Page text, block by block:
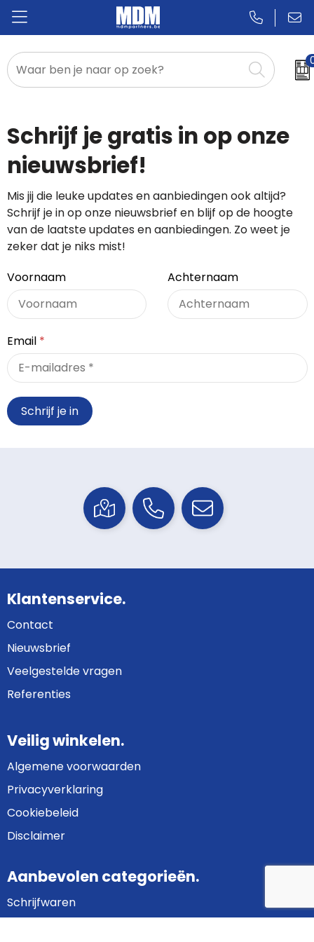
Relatiegeschenken
Promotietextiel
Sportkleding
Schrijf je gratis in op onze
nieuwsbrief!
Mis jij die leuke updates en aanbiedingen ook altijd?
Schrijf je in op onze nieuwsbrief en blijf op de hoogte
van de laatste updates en aanbiedingen. Zo weet je
zeker dat je niks mist!
Voornaam
Achternaam
Email *
Klantenservice.
Contact
Nieuwsbrief
Veelgestelde vragen
Referenties
Veilig winkelen.
Algemene voorwaarden
Privacyverklaring
Cookiebeleid
Disclaimer
Aanbevolen categorieën.
Schrijfwaren